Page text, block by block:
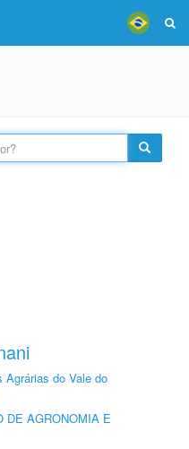
Agrárias do Vale do
DE AGRONOMIA E